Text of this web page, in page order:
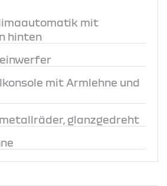
mit
hinten
mit Armlehne und
glanzgedreht